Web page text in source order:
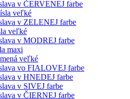
v ČERVENEJ farbe
veľké
v ZELENEJ farbe
veľké
v MODREJ farbe
maxi
veľké
vo FIALOVEJ farbe
v HNEDEJ farbe
v SIVEJ farbe
v ČIERNEJ farbe